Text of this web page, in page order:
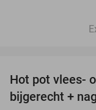
Hot pot vlees-
bijgerecht +